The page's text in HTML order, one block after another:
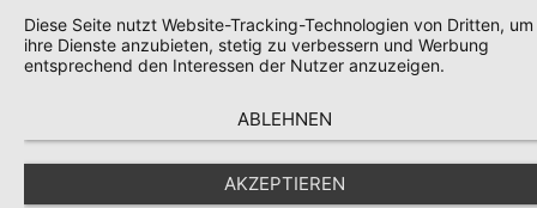
Diese Seite nutzt Website-Tracking-Technologien von Dritten, um
ihre Dienste anzubieten, stetig zu verbessern und Werbung
entsprechend den Interessen der Nutzer anzuzeigen.
ABLEHNEN
AKZEPTIEREN